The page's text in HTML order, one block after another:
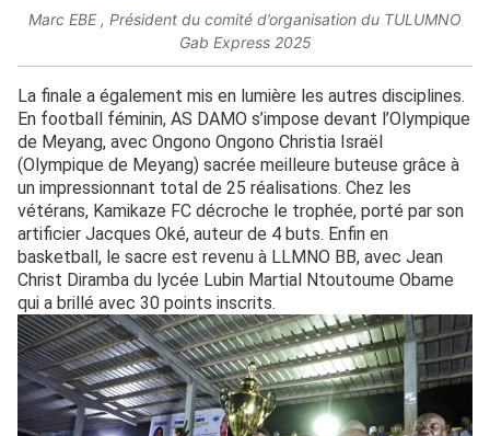
Marc EBE , Président du comité d’organisation du TULUMNO
Gab Express 2025
La finale a également mis en lumière les autres disciplines.
En football féminin, AS DAMO s’impose devant l’Olympique
de Meyang, avec Ongono Ongono Christia Israël
(Olympique de Meyang) sacrée meilleure buteuse grâce à
un impressionnant total de 25 réalisations. Chez les
vétérans, Kamikaze FC décroche le trophée, porté par son
artificier Jacques Oké, auteur de 4 buts. Enfin en
basketball, le sacre est revenu à LLMNO BB, avec Jean
Christ Diramba du lycée Lubin Martial Ntoutoume Obame
qui a brillé avec 30 points inscrits.